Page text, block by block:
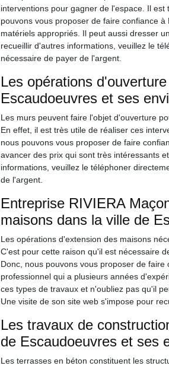
interventions pour gagner de l'espace. Il
pouvons vous proposer de faire confiance
matériels appropriés. Il peut aussi dresser
recueillir d'autres informations, veuillez le
nécessaire de payer de l'argent.
Les opérations
Escaudoeuvres et ses
Les murs peuvent faire l'objet d'ouverture
En effet, il est très utile de réaliser ces
nous pouvons vous proposer de faire
avancer des prix qui sont très intéressants
informations, veuillez le téléphoner
de l'argent.
Entreprise RIVIERA
maisons dans la ville de
Les opérations d'extension des maisons
C'est pour cette raison qu'il est nécessaire
Donc, nous pouvons vous proposer de
professionnel qui a plusieurs années
ces types de travaux et n'oubliez pas qu'il
Une visite de son site web s'impose pour
Les travaux de
de Escaudoeuvres et ses
Les terrasses en béton constituent les